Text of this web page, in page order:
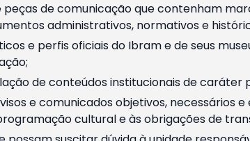
de comunicação que contenham
administrativos, normativos e
e perfis oficiais do Ibram e de seus
de conteúdos institucionais de caráter
e comunicados objetivos,
cultural e às obrigações de